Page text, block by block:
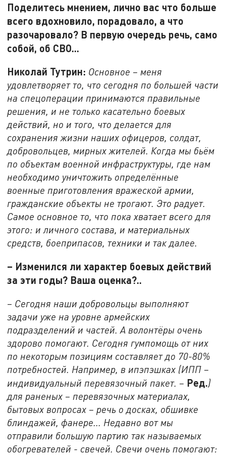
Поделитесь мнением, лично вас что больше
всего вдохновило, порадовало, а что
разочаровало? В первую очередь речь, само
собой, об СВО...
Николай Тутрин: Основное – меня
удовлетворяет то, что сегодня по большей части
на спецоперации принимаются правильные
решения, и не только касательно боевых
действий, но и того, что делается для
сохранения жизни наших офицеров, солдат,
добровольцев, мирных жителей. Когда мы бьём
по объектам военной инфраструктуры, где нам
необходимо уничтожить определённые
военные приготовления вражеской армии,
гражданские объекты не трогают. Это радует.
Самое основное то, что пока хватает всего для
этого: и личного состава, и материальных
средств, боеприпасов, техники и так далее.
– Изменился ли характер боевых действий
за эти годы? Ваша оценка?..
– Сегодня наши добровольцы выполняют
задачи уже на уровне армейских
подразделений и частей. А волонтёры очень
здорово помогают. Сегодня гумпомощь от них
по некоторым позициям составляет до 70-80%
потребностей. Например, в ипэпэшках (ИПП –
индивидуальный перевязочный пакет. – Ред.)
для раненых – перевязочных материалах,
бытовых вопросах – речь о досках, обшивке
блиндажей, фанере... Недавно вот мы
отправили большую партию так называемых
обогревателей - свечей. Свечи очень помогают: